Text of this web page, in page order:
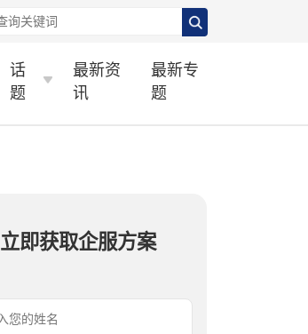
话
题
最新资
讯
最新专
题
立即获取企服方案